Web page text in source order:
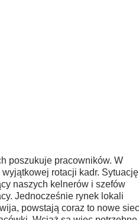
poszukuje pracowników. W
rotacji kadr. Sytuację
naszych kelnerów i szefów
Jednocześnie rynek lokali
powstają coraz to nowe